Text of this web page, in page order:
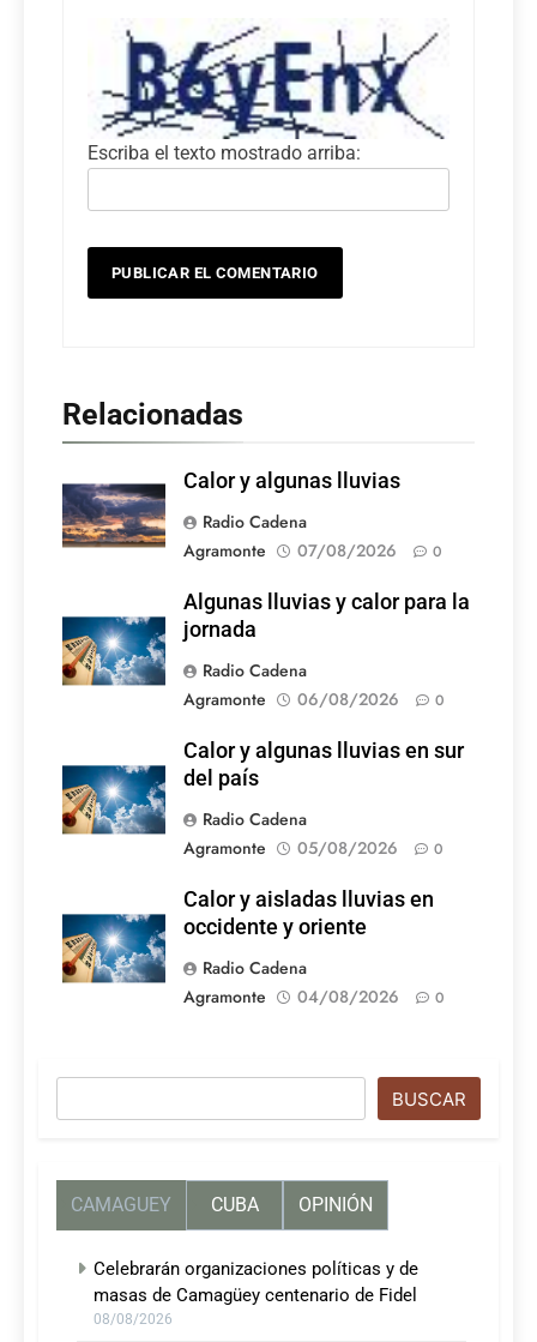
Escriba el texto mostrado arriba:
Relacionadas
Calor y algunas lluvias
Radio Cadena
Agramonte
07/08/2026 0
Algunas lluvias y calor para la
jornada
Radio Cadena
Agramonte
06/08/2026 0
Calor y algunas lluvias en sur
del país
Radio Cadena
Agramonte
05/08/2026 0
Calor y aisladas lluvias en
occidente y oriente
Radio Cadena
Agramonte
04/08/2026 0
BUSCAR
CAMAGUEY CUBA OPINIÓN
Celebrarán organizaciones políticas y de
masas de Camagüey centenario de Fidel
08/08/2026